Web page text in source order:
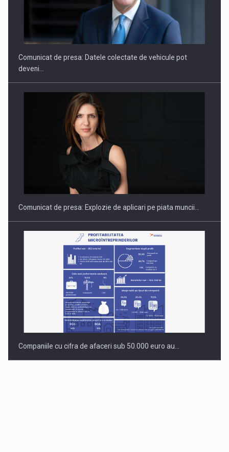
SAPTE PERSONALITATI DIN MEDIUL DE AFACERI, ACADEMIC
Hard Enduro Piatra Craiului 2026, fueled by benzinariile RO…
Comunicat de presa: Datele colectate de vehicule pot
deveni…
Comunicat de presa: Explozie de aplicari pe piata muncii…
Companiile cu cifra de afaceri sub 50.000 euro au…